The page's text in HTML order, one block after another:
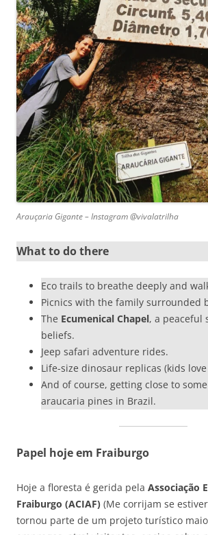
Arauçaria Gigante – Instagram @vivalatrilha
What to do there
Eco trails to breathe deeply and
Picnics with the family surrounded
The Ecumenical Chapel, a peaceful
beliefs.
Jeep safari adventure rides.
Life-size dinosaur replicas (kids
And of course, getting close to
araucaria pines in Brazil.
Papel hoje em Fraiburgo
Hoje a floresta é gerida pela Associação
Fraiburgo (ACIAF) (Me corrijam se
tornou parte de um projeto turístico